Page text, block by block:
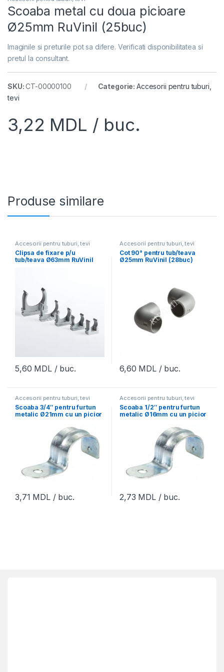
Scoaba metal cu doua picioare
Ø25mm RuVinil (25buc)
Imaginile si preturile pot sa difere. Verificati disponibilitatea si
pretul la consultant.
SKU:CT-00000100 Categorie: Accesorii pentru tuburi,
tevi
3,22 MDL / buc.
Produse similare
Accesorii pentru tuburi, tevi
Clipsa de fixare p/u
tub/teava Ø63mm RuVinil
5,60 MDL/ buc.
Accesorii pentru tuburi, tevi
Cot 90° pentru tub/teava
Ø25mm RuVinil (28buc)
6,60 MDL/ buc.
Accesorii pentru tuburi, tevi
Scoaba 3/4″ pentru furtun
metalic Ø21mm cu un picior
3,71 MDL/ buc.
Accesorii pentru tuburi, tevi
Scoaba 1/2″ pentru furtun
metalic Ø16mm cu un picior
2,73 MDL/ buc.